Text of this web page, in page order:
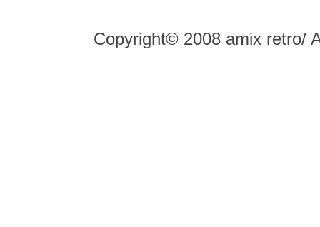
Copyright© 2008 amix retro/